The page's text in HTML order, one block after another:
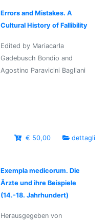
Errors and Mistakes. A
Cultural History of Fallibility
Edited by Mariacarla
Gadebusch Bondio and
Agostino Paravicini Bagliani
€ 50,00 dettagli
Exempla medicorum. Die
Ärzte und ihre Beispiele
(14.-18. Jahrhundert)
Herausgegeben von